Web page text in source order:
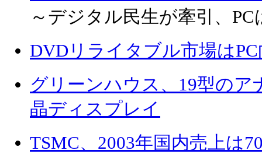
～デジタル民生が牽引、
DVDリライタブル市場は
グリーンハウス、19型の
晶ディスプレイ
TSMC、2003年国内売上は